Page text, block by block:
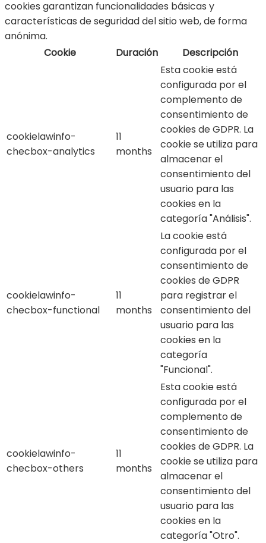
cookies garantizan funcionalidades básicas y
características de seguridad del sitio web, de forma
anónima.
Cookie
Duración Descripción
cookielawinfo-
checbox-analytics
11
months
Esta cookie está
configurada por el
complemento de
consentimiento de
cookies de GDPR. La
cookie se utiliza para
almacenar el
consentimiento del
usuario para las
cookies en la
categoría "Análisis".
cookielawinfo-
checbox-functional
11
months
La cookie está
configurada por el
consentimiento de
cookies de GDPR
para registrar el
consentimiento del
usuario para las
cookies en la
categoría
"Funcional".
cookielawinfo-
checbox-others
11
months
Esta cookie está
configurada por el
complemento de
consentimiento de
cookies de GDPR. La
cookie se utiliza para
almacenar el
consentimiento del
usuario para las
cookies en la
categoría "Otro".